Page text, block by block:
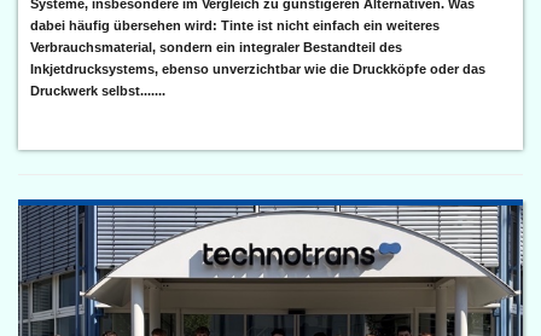
Systeme, insbesondere im Vergleich zu günstigeren Alternativen. Was
dabei häufig übersehen wird: Tinte ist nicht einfach ein weiteres
Verbrauchsmaterial, sondern ein integraler Bestandteil des
Inkjetdrucksystems, ebenso unverzichtbar wie die Druckköpfe oder das
Druckwerk selbst.......